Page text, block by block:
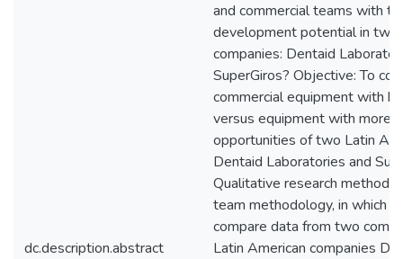
dc.description.abstract
and commercial teams with
development potential in two
companies: Dentaid
SuperGiros? Objective: To
commercial equipment with
versus equipment with more
opportunities of two Latin
Dentaid Laboratories and
Qualitative research method,
team methodology, in which
compare data from two
Latin American companies